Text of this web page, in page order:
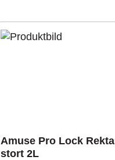
Amuse Pro Lock
stort 2L